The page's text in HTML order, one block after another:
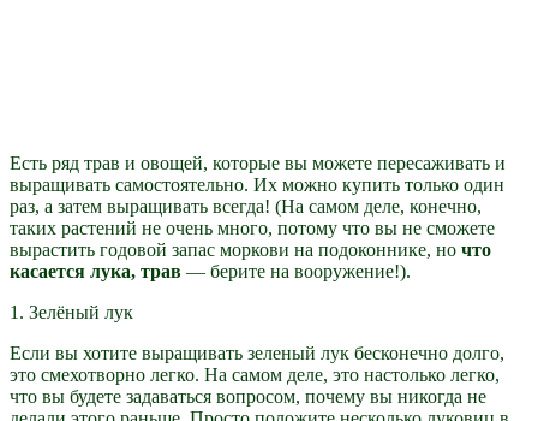
Есть ряд трав и овощей, которые вы можете пересаживать и
выращивать самостоятельно. Их можно купить только один
раз, а затем выращивать всегда! (На самом деле, конечно,
таких растений не очень много, потому что вы не сможете
вырастить годовой запас моркови на подоконнике, но что
касается лука, трав — берите на вооружение!).
1. Зелёный лук
Если вы хотите выращивать зеленый лук бесконечно долго,
это смехотворно легко. На самом деле, это настолько легко,
что вы будете задаваться вопросом, почему вы никогда не